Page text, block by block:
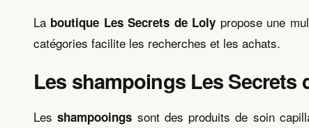
La boutique Les Secrets de Loly propose une
catégories facilite les recherches et les achats.
Les shampoings Les Secrets
Lesshampooings sont des produits de soin